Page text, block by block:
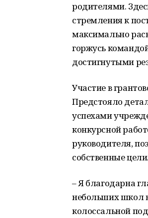
родителями.
стремления к
максимально
горжусь
достигнутыми
Участие в
Предстояло
успехами
конкурсной
руководителя,
собственные цели.
– Я благодарна
небольших школ
колоссальной